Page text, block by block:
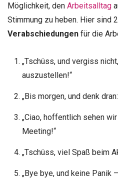
Möglichkeit, den Arbeitsalltag
Stimmung zu heben. Hier sind
Verabschiedungen für die
„Tschüss, und vergiss
auszustellen!“
„Bis morgen, und denk
„Ciao, hoffentlich sehen
Meeting!“
„Tschüss, viel Spaß beim
„Bye bye, und keine Panik